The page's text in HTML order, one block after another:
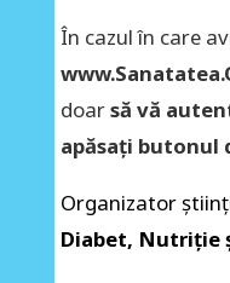
În cazul în care
doarsă vă
apăsați butonul
Organizator
Diabet, Nutriție